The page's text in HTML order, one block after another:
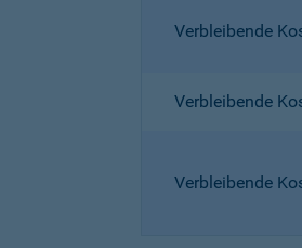
Verbleibende
Verbleibende
Verbleibende